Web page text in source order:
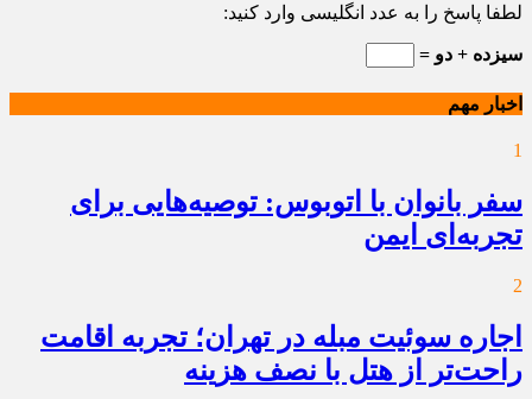
لطفا پاسخ را به عدد انگلیسی وارد کنید:
سیزده + دو =
اخبار مهم
1
سفر بانوان با اتوبوس: توصیه‌هایی برای
تجربه‌ای ایمن
2
اجاره سوئیت مبله در تهران؛ تجربه اقامت
راحت‌تر از هتل با نصف هزینه